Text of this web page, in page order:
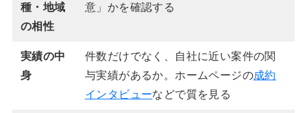
種・地域
の相性
意」かを確認する
実績の中
身
件数だけでなく、自社に近い案件の関
与実績があるか。ホームページの成約
インタビューなどで質を見る